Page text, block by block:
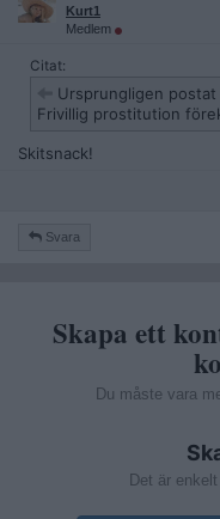
Kurt1
Medlem
Citat:
Ursprungligen postat
Frivillig prostitution
Skitsnack!
Svara
Skapa ett
Du måste vara
Det är